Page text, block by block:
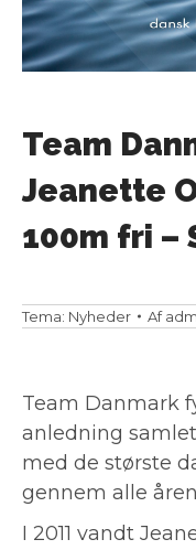
Team
Jeanette
100m fri –
Tema: Nyheder Af
Team Danmark
anledning
med de største
gennem alle
I 2011 vandt